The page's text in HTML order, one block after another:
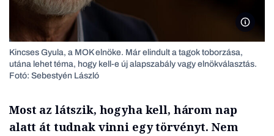
Kincses Gyula, a MOK elnöke. Már elindult a tagok toborzása,
utána lehet téma, hogy kell-e új alapszabály vagy elnökválasztás.
Fotó: Sebestyén László
Most az látszik, hogyha kell, három nap
alatt át tudnak vinni egy törvényt. Nem